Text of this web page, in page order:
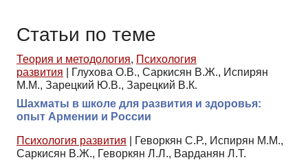
Статьи по теме
Теория и методология, Психология
развития
Глухова О.В., Саркисян В.Ж., Испирян
М.М., Зарецкий Ю.В., Зарецкий В.К.
Шахматы в школе для развития и здоровья:
опыт Армении и России
Психология развития
Геворкян С.Р., Испирян М.М.,
Саркисян В.Ж., Геворкян Л.Л., Варданян Л.Т.